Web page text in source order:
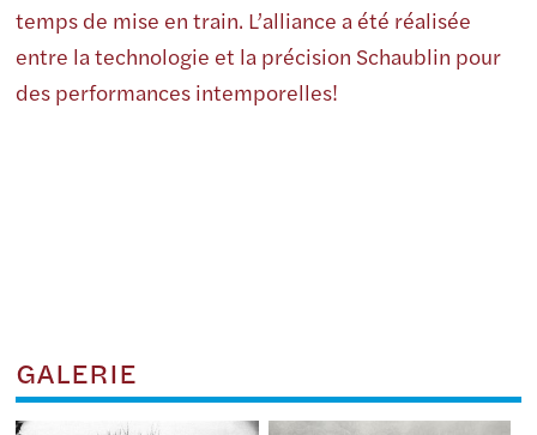
temps de mise en train. L’alliance a été réalisée
entre la technologie et la précision Schaublin pour
des performances intemporelles!
GALERIE